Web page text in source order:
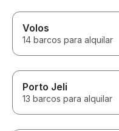
Volos
14 barcos para alquilar
Porto Jeli
13 barcos para alquilar